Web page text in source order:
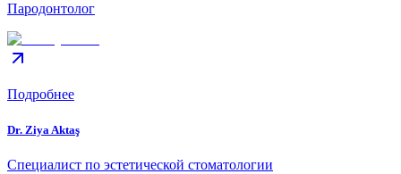
Пародонтолог
Подробнее
Dr. Ziya Aktaş
Специалист по эстетической стоматологии